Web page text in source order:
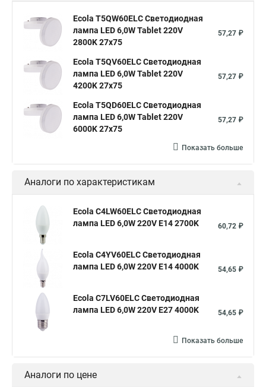
Ecola T5QW60ELC Светодиодная
лампа LED 6,0W Tablet 220V
2800K 27x75
57,27 ₽
Ecola T5QV60ELC Светодиодная
лампа LED 6,0W Tablet 220V
4200K 27x75
57,27 ₽
Ecola T5QD60ELC Светодиодная
лампа LED 6,0W Tablet 220V
6000K 27x75
57,27 ₽
Показать больше
Аналоги по характеристикам
Ecola C4LW60ELC Светодиодная
лампа LED 6,0W 220V E14 2700K
60,72 ₽
Ecola C4YV60ELC Светодиодная
лампа LED 6,0W 220V E14 4000K
54,65 ₽
Ecola C7LV60ELC Светодиодная
лампа LED 6,0W 220V E27 4000K
54,65 ₽
Показать больше
Аналоги по цене